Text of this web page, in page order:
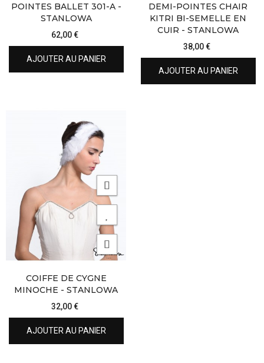
POINTES BALLET 301-A -
STANLOWA
62,00 €
AJOUTER AU PANIER
DEMI-POINTES CHAIR
KITRI BI-SEMELLE EN
CUIR - STANLOWA
38,00 €
AJOUTER AU PANIER
COIFFE DE CYGNE
MINOCHE - STANLOWA
32,00 €
AJOUTER AU PANIER